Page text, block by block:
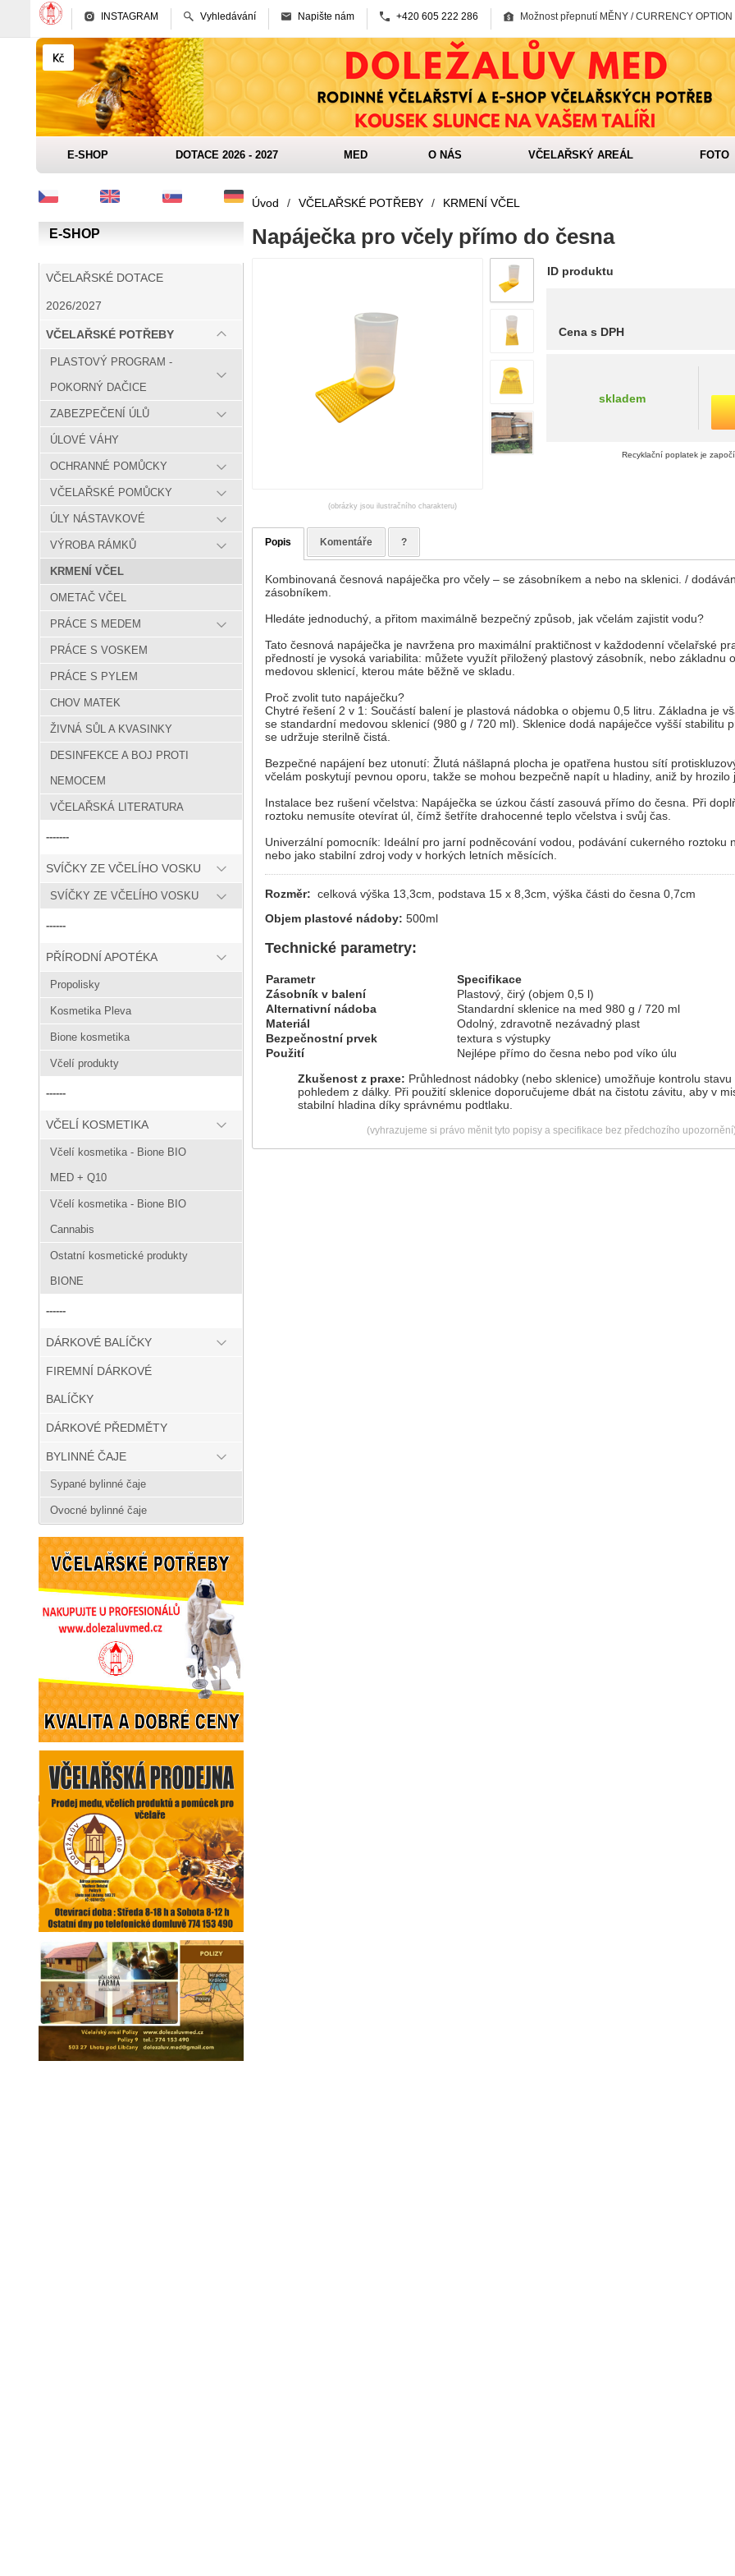
INSTAGRAM Vyhledávání Napište nám +420 605 222 286 Možnost přepnutí MĚNY / CURRENCY OPTION
E-SHOP DOTACE 2026 - 2027 MED O NÁS VČELAŘSKÝ AREÁL FOTO
E-SHOP
VČELAŘSKÉ DOTACE
2026/2027
VČELAŘSKÉ POTŘEBY
PLASTOVÝ PROGRAM -
POKORNÝ DAČICE
ZABEZPEČENÍ ÚLŮ
ÚLOVÉ VÁHY
OCHRANNÉ POMŮCKY
VČELAŘSKÉ POMŮCKY
ÚLY NÁSTAVKOVÉ
VÝROBA RÁMKŮ
KRMENÍ VČEL
OMETAČ VČEL
PRÁCE S MEDEM
PRÁCE S VOSKEM
PRÁCE S PYLEM
CHOV MATEK
ŽIVNÁ SŮL A KVASINKY
DESINFEKCE A BOJ PROTI
NEMOCEM
VČELAŘSKÁ LITERATURA
-------
SVÍČKY ZE VČELÍHO VOSKU
SVÍČKY ZE VČELÍHO VOSKU
------
PŘÍRODNÍ APOTÉKA
Propolisky
Kosmetika Pleva
Bione kosmetika
Včelí produkty
------
VČELÍ KOSMETIKA
Včelí kosmetika - Bione BIO
MED + Q10
Včelí kosmetika - Bione BIO
Cannabis
Ostatní kosmetické produkty
BIONE
------
DÁRKOVÉ BALÍČKY
FIREMNÍ DÁRKOVÉ
BALÍČKY
DÁRKOVÉ PŘEDMĚTY
BYLINNÉ ČAJE
Sypané bylinné čaje
Ovocné bylinné čaje
Úvod / VČELAŘSKÉ POTŘEBY / KRMENÍ VČEL
Napáječka pro včely přímo do česna
(obrázky jsou ilustračního charakteru)
ID produktu
Cena s DPH
skladem
Recyklační poplatek je
Popis Komentáře ?
Kombinovaná česnová napáječka pro včely – se zásobníkem a nebo na sklenici. /
zásobníkem.
Hledáte jednoduchý, a přitom maximálně bezpečný způsob, jak včelám zajistit vodu?
Tato česnová napáječka je navržena pro maximální praktičnost v každodenní včelařské
předností je vysoká variabilita: můžete využít přiložený plastový zásobník, nebo základnu
medovou sklenicí, kterou máte běžně ve skladu.
Proč zvolit tuto napáječku?
Chytré řešení 2 v 1: Součástí balení je plastová nádobka o objemu 0,5 litru. Základna je
se standardní medovou sklenicí (980 g / 720 ml). Sklenice dodá napáječce vyšší stabilitu
se udržuje sterilně čistá.
Bezpečné napájení bez utonutí: Žlutá nášlapná plocha je opatřena hustou sítí
včelám poskytují pevnou oporu, takže se mohou bezpečně napít u hladiny, aniž by hrozilo
Instalace bez rušení včelstva: Napáječka se úzkou částí zasouvá přímo do česna. Při
roztoku nemusíte otevírat úl, čímž šetříte drahocenné teplo včelstva i svůj čas.
Univerzální pomocník: Ideální pro jarní podněcování vodou, podávání cukerného roztoku
nebo jako stabilní zdroj vody v horkých letních měsících.
Rozměr: celková výška 13,3cm, podstava 15 x 8,3cm, výška části do česna 0,7cm
Objem plastové nádoby: 500ml
Technické parametry:
Parametr
Specifikace
Zásobník v balení
Plastový, čirý (objem 0,5 l)
Alternativní nádoba
Standardní sklenice na med 980 g / 720 ml
Materiál
Odolný, zdravotně nezávadný plast
Bezpečnostní prvek
textura s výstupky
Použití
Nejlépe přímo do česna nebo pod víko úlu
Zkušenost z praxe: Průhlednost nádobky (nebo sklenice) umožňuje kontrolu
pohledem z dálky. Při použití sklenice doporučujeme dbát na čistotu závitu, aby v
stabilní hladina díky správnému podtlaku.
(vyhrazujeme si právo měnit tyto popisy a specifikace bez předchozího